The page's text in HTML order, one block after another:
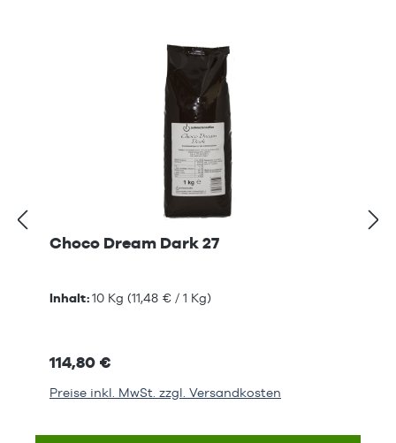
Choco Dream Dark 27
Inhalt:10 Kg (11,48 € / 1 Kg)
114,80 €
Preise inkl. MwSt. zzgl. Versandkosten